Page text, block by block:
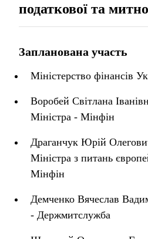
податкової та
Запланована участь
Міністерство фінансів
Воробей Світлана
Міністра - Мінфін
Драганчук Юрій
Міністра з питань
Мінфін
Демченко Вячеслав
- Держмитслужба